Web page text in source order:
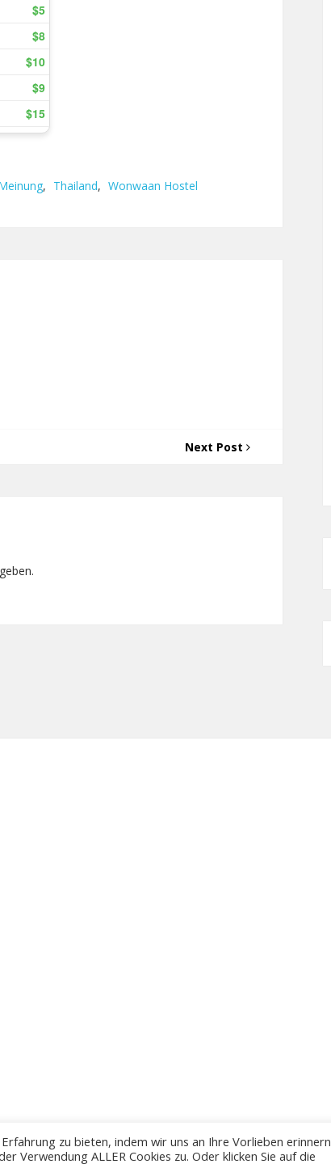
, Thailand, Wonwaan Hostel
Next Post
zu bieten, indem wir uns an Ihre Vorlieben erinnern
Verwendung ALLER Cookies zu. Oder klicken Sie auf die